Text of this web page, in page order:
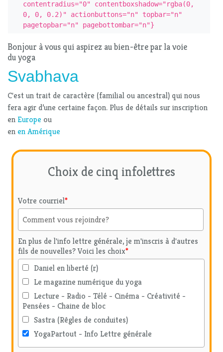
contentradius="0" contentboxshadow="rgba(0,
0, 0, 0.2)" actionbuttons="n" topbar="n"
pagetopbar="n" pagebottombar="n"}
Bonjour à vous qui aspirez au bien-être par la voie
du yoga
Svabhava
C'est un trait de caractère (familial ou ancestral) qui nous
fera agir d’une certaine façon. Plus de détails sur inscription
en Europe ou
en en Amérique
Choix de cinq infolettres
Votre courriel*
En plus de l'info lettre générale, je m'inscris à d'autres
fils de nouvelles? Voici les choix*
Daniel en liberté (r)
Le magazine numérique du yoga
Lecture - Radio - Télé - Cinéma - Créativité -
Pensées - Chaine de bloc
Sastra (Rêgles de conduites)
YogaPartout - Info Lettre générale